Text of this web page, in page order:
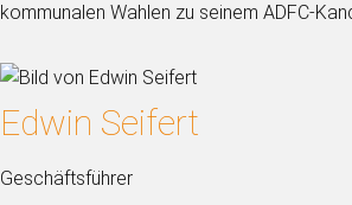
kommunalen Wahlen zu seinem ADFC-
Edwin Seifert
Geschäftsführer